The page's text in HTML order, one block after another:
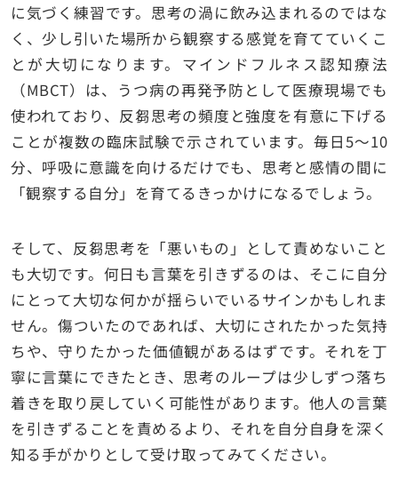
に気づく練習です。思考の渦に飲み込まれるのではな
く、少し引いた場所から観察する感覚を育てていくこ
とが大切になります。マインドフルネス認知療法
（MBCT）は、うつ病の再発予防として医療現場でも
使われており、反芻思考の頻度と強度を有意に下げる
ことが複数の臨床試験で示されています。毎日5〜10
分、呼吸に意識を向けるだけでも、思考と感情の間に
「観察する自分」を育てるきっかけになるでしょう。
そして、反芻思考を「悪いもの」として責めないこと
も大切です。何日も言葉を引きずるのは、そこに自分
にとって大切な何かが揺らいでいるサインかもしれま
せん。傷ついたのであれば、大切にされたかった気持
ちや、守りたかった価値観があるはずです。それを丁
寧に言葉にできたとき、思考のループは少しずつ落ち
着きを取り戻していく可能性があります。他人の言葉
を引きずることを責めるより、それを自分自身を深く
知る手がかりとして受け取ってみてください。